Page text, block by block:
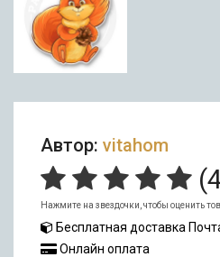
Автор: vitahom
(
Нажмите на звездочки, чтобы оценить
Бесплатная доставка
Онлайн оплата